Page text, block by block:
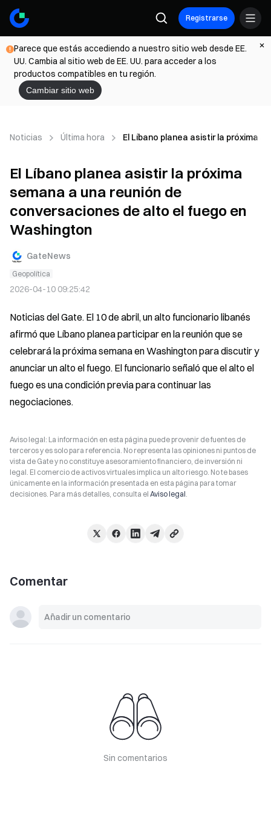
Registrarse
Parece que estás accediendo a nuestro sitio web desde EE.
UU. Cambia al sitio web de EE. UU. para acceder a los
productos compatibles en tu región.
Cambiar sitio web
Noticias Última hora El Líbano planea asistir la próxima
El Líbano planea asistir la próxima
semana a una reunión de
conversaciones de alto el fuego en
Washington
GateNews
Geopolítica
2026-04-10 09:25:42
Noticias del Gate. El 10 de abril, un alto funcionario libanés
afirmó que Líbano planea participar en la reunión que se
celebrará la próxima semana en Washington para discutir y
anunciar un alto el fuego. El funcionario señaló que el alto el
fuego es una condición previa para continuar las
negociaciones.
Aviso legal: La información en esta página puede provenir de fuentes de
terceros y es solo para referencia. No representa las opiniones ni puntos de
vista de Gate y no constituye asesoramiento financiero, de inversión ni
legal. El comercio de activos virtuales implica un alto riesgo. No te bases
únicamente en la información presentada en esta página para tomar
decisiones. Para más detalles, consulta el Aviso legal.
Comentar
Sin comentarios